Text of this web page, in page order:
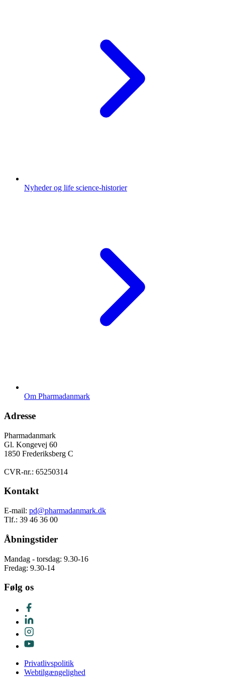
Nyheder og life science-historier
Om Pharmadanmark
Adresse
Pharmadanmark
Gl. Kongevej 60
1850 Frederiksberg C
CVR-nr.: 65250314
Kontakt
E-mail: pd@pharmadanmark.dk
Tlf.: 39 46 36 00
Åbningstider
Mandag - torsdag: 9.30-16
Fredag: 9.30-14
Følg os
Privatlivspolitik
Webtilgængelighed